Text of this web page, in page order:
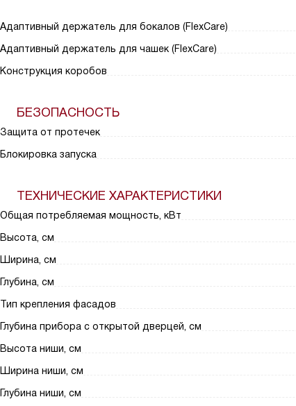
Адаптивный держатель для бокалов (FlexCare)
Адаптивный держатель для чашек (FlexCare)
Конструкция коробов
БЕЗОПАСНОСТЬ
Защита от протечек
Блокировка запуска
ТЕХНИЧЕСКИЕ ХАРАКТЕРИСТИКИ
Общая потребляемая мощность, кВт
Высота, см
Ширина, см
Глубина, см
Тип крепления фасадов
Глубина прибора с открытой дверцей, см
Высота ниши, см
Ширина ниши, см
Глубина ниши, см